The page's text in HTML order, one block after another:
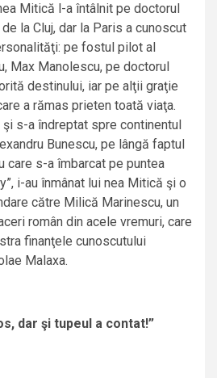
Mitică l-a întâlnit pe doctorul
la Cluj, dar la Paris a cunoscut
pe fostul pilot al
Max Manolescu, pe doctorul
destinului, iar pe alţii graţie
a rămas prieten toată viaţa.
s-a îndreptat spre continentul
Bunescu, pe lângă faptul
care s-a îmbarcat pe puntea
i-au înmânat lui nea Mitică şi o
către Milică Marinescu, un
român din acele vremuri, care
finanţele cunoscutului
Malaxa.
dar şi tupeul a contat!”